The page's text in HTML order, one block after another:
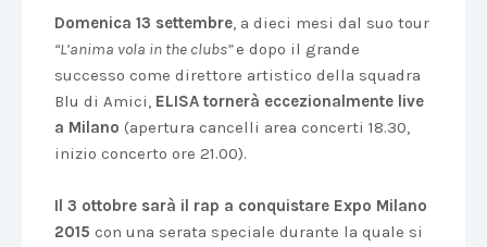
Domenica 13 settembre, a dieci mesi dal suo tour
“L’anima vola in the clubs”e dopo il grande
successo come direttore artistico della squadra
Blu di Amici, ELISA tornerà eccezionalmente live
a Milano (apertura cancelli area concerti 18.30,
inizio concerto ore 21.00).
Il 3 ottobre sarà il rap a conquistare Expo Milano
2015 con una serata speciale durante la quale si